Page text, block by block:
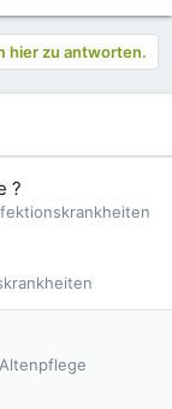
hier zu antworten.
?